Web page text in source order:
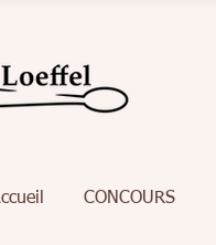
CONCOURS